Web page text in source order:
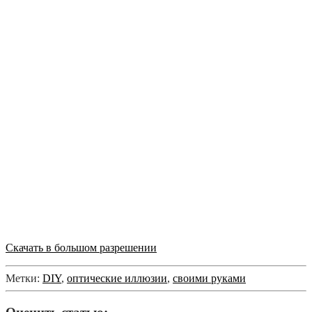
Скачать в большом разрешении
Метки: DIY, оптические иллюзии, своими руками